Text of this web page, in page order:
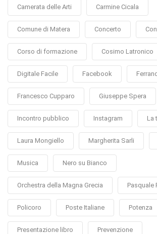
Camerata delle Arti Carmine Cicala
Comune di Matera Concerto
Corso di formazione Cosimo Latronico
Digitale Facile Facebook
Francesco Cupparo Giuseppe Spera
Incontro pubblico Instagram La
Laura Mongiello Margherita Sarli
Musica Nero su Bianco
Orchestra della Magna Grecia Pasquale
Policoro Poste Italiane Potenza
Presentazione libro Prevenzione